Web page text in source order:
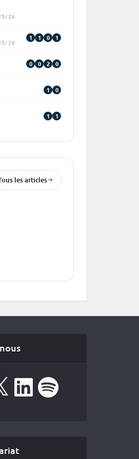
26
26
1 1 0 1
0 0 2 0
1 0
1 1
les articles
LinkedIn Spotify